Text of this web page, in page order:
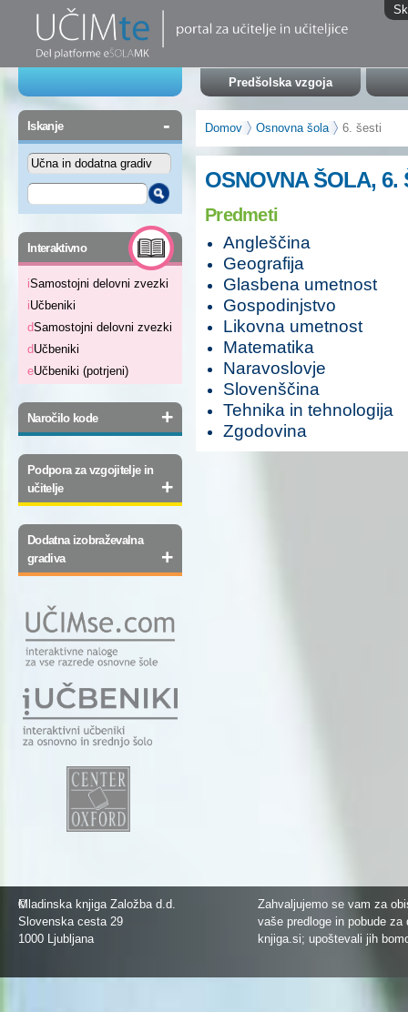
Predšolska vzgoja
Iskanje -
Interaktivno -
iSamostojni delovni zvezki
iUčbeniki
dSamostojni delovni zvezki
dUčbeniki
eUčbeniki (potrjeni)
Naročilo kode +
Podpora za vzgojitelje in
učitelje
+
Dodatna izobraževalna
gradiva
+
Domov Osnovna šola 6. šesti
OSNOVNA ŠOLA, 6.
Predmeti
Angleščina
Geografija
Glasbena umetnost
Gospodinjstvo
Likovna umetnost
Matematika
Naravoslovje
Slovenščina
Tehnika in tehnologija
Zgodovina
©
Mladinska knjiga Založba d.d.
Slovenska cesta 29
1000 Ljubljana
Zahvaljujemo se vam za
vaše predloge in pobude
knjiga.si; upoštevali jih